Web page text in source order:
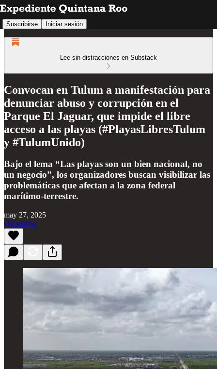
Suscribirse Iniciar sesión
Lee sin distracciones en Substack
Convocan en Tulum a manifestación para
denunciar abuso y corrupción en el
Parque El Jaguar, que impide el libre
acceso a las playas (#PlayasLibresTulum
y #TulumUnido)
Bajo el lema “Las playas son un bien nacional, no
un negocio”, los organizadores buscan visibilizar las
problemáticas que afectan a la zona federal
marítimo-terrestre.
may 27, 2025
Escucha